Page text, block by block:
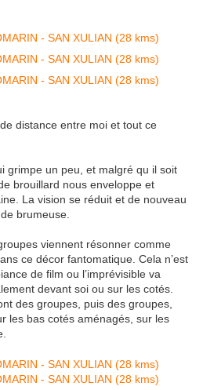
distance entre moi et tout ce
grimpe un peu, et malgré qu il soit
brouillard nous enveloppe et
La vision se réduit et de nouveau
brumeuse.
viennent résonner comme
ce décor fantomatique. Cela n’est
de film ou l’imprévisible va
devant soi ou sur les cotés.
des groupes, puis des groupes,
les bas cotés aménagés, sur les